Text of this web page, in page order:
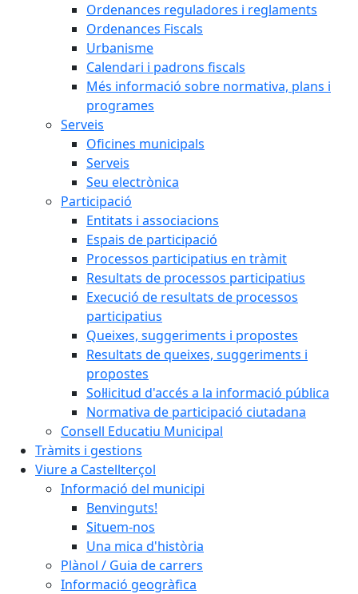
Ordenances reguladores i reglaments
Ordenances Fiscals
Urbanisme
Calendari i padrons fiscals
Més informació sobre normativa, plans i
programes
Serveis
Oficines municipals
Serveis
Seu electrònica
Participació
Entitats i associacions
Espais de participació
Processos participatius en tràmit
Resultats de processos participatius
Execució de resultats de processos
participatius
Queixes, suggeriments i propostes
Resultats de queixes, suggeriments i
propostes
Sol·licitud d'accés a la informació pública
Normativa de participació ciutadana
Consell Educatiu Municipal
Tràmits i gestions
Viure a Castellterçol
Informació del municipi
Benvinguts!
Situem-nos
Una mica d'història
Plànol / Guia de carrers
Informació geogràfica